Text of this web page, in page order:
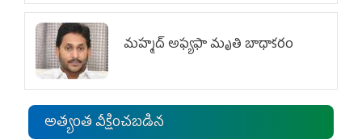
మహ్మద్‌ అఫ్యఫా మృతి బాధాకరం
అత్యంత వీక్షించబడిన